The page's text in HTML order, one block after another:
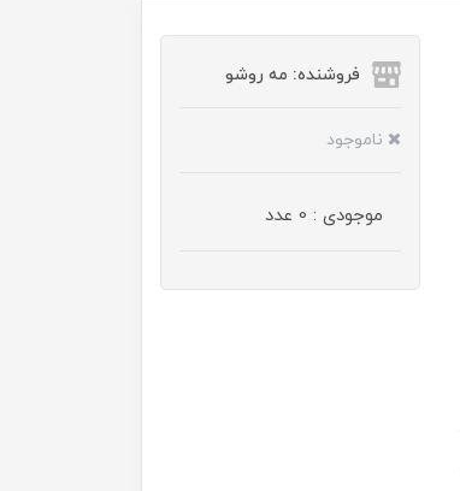
فروشنده: مه رو‌شو
ناموجود
موجودی : 0 عدد